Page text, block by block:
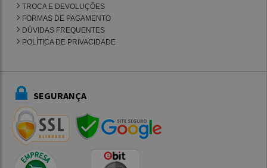
TROCA E DEVOLUÇÕES
FORMAS DE PAGAMENTO
DÚVIDAS FREQUENTES
POLÍTICA DE PRIVACIDADE
SEGURANÇA